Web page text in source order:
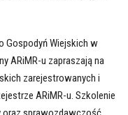
Gospodyń Wiejskich w
ARiMR-u zapraszają na
zarejestrowanych i
ARiMR-u. Szkolenie